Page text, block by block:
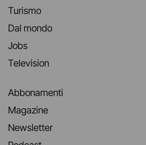
Turismo
Dal mondo
Jobs
Television
Abbonamenti
Magazine
Newsletter